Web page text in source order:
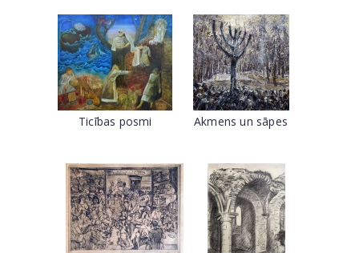
Ticības posmi Akmens un sāpes